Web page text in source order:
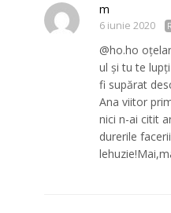
m
6 iunie 2020
@ho.ho
ul și tu te
fi supărat
Ana viitor
nici n-ai citit
durerile